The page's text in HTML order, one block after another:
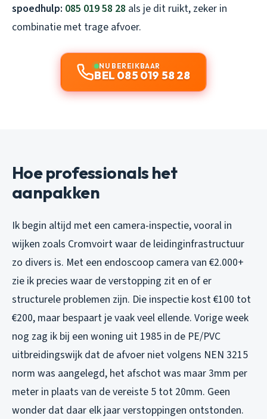
spoedhulp: 085 019 58 28 als je dit ruikt, zeker in
combinatie met trage afvoer.
NU BEREIKBAAR
BEL 085 019 58 28
Hoe professionals het
aanpakken
Ik begin altijd met een camera-inspectie, vooral in
wijken zoals Cromvoirt waar de leidinginfrastructuur
zo divers is. Met een endoscoop camera van €2.000+
zie ik precies waar de verstopping zit en of er
structurele problemen zijn. Die inspectie kost €100 tot
€200, maar bespaart je vaak veel ellende. Vorige week
nog zag ik bij een woning uit 1985 in de PE/PVC
uitbreidingswijk dat de afvoer niet volgens NEN 3215
norm was aangelegd, het afschot was maar 3mm per
meter in plaats van de vereiste 5 tot 20mm. Geen
wonder dat daar elk jaar verstoppingen ontstonden.